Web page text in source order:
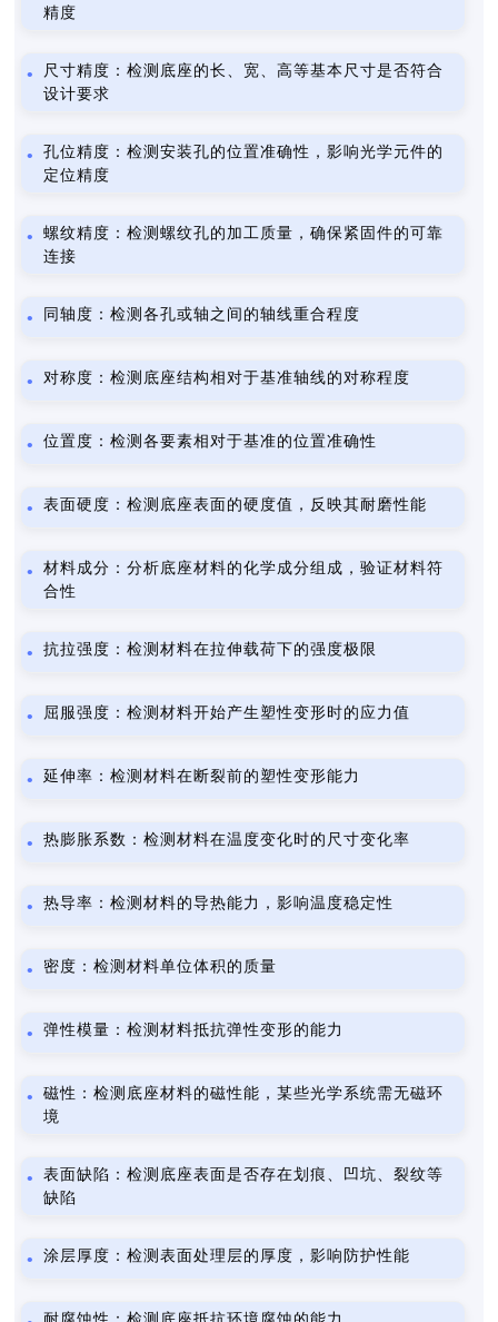
精度
尺寸精度：检测底座的长、宽、高等基本尺寸是否符合
设计要求
孔位精度：检测安装孔的位置准确性，影响光学元件的
定位精度
螺纹精度：检测螺纹孔的加工质量，确保紧固件的可靠
连接
同轴度：检测各孔或轴之间的轴线重合程度
对称度：检测底座结构相对于基准轴线的对称程度
位置度：检测各要素相对于基准的位置准确性
表面硬度：检测底座表面的硬度值，反映其耐磨性能
材料成分：分析底座材料的化学成分组成，验证材料符
合性
抗拉强度：检测材料在拉伸载荷下的强度极限
屈服强度：检测材料开始产生塑性变形时的应力值
延伸率：检测材料在断裂前的塑性变形能力
热膨胀系数：检测材料在温度变化时的尺寸变化率
热导率：检测材料的导热能力，影响温度稳定性
密度：检测材料单位体积的质量
弹性模量：检测材料抵抗弹性变形的能力
磁性：检测底座材料的磁性能，某些光学系统需无磁环
境
表面缺陷：检测底座表面是否存在划痕、凹坑、裂纹等
缺陷
涂层厚度：检测表面处理层的厚度，影响防护性能